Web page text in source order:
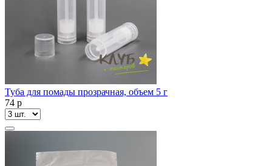
Туба для помады прозрачная, объем 5 г
74 p